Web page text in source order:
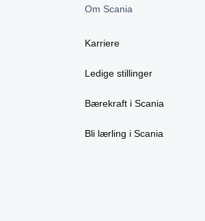
Om Scania
Karriere
Ledige stillinger
Bærekraft i Scania
Bli lærling i Scania